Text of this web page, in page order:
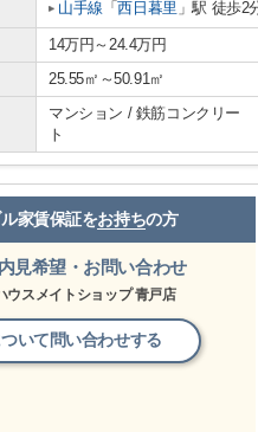
山手線 「西日暮里 」駅 徒歩2
14万円～24.4万円
25.55㎡～50.91㎡
マンション / 鉄筋コンクリー
ト
家賃保証をお持ちの方
見希望・お問い合わせ
ウスメイトショップ 青戸店
いて問い合わせする